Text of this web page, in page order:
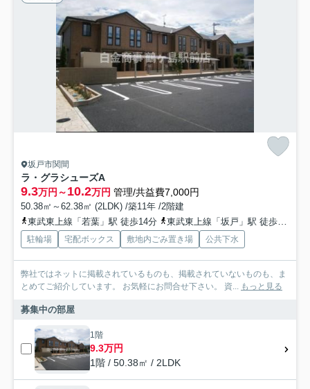
坂戸市関間
ラ・グラシューズA
9.3万円～10.2万円 管理/共益費7,000円
50.38㎡～62.38㎡ (2LDK) /築11年 /2階建
東武東上線「若葉」駅 徒歩14分
東武東上線「坂戸」駅 徒歩14分
駐輪場 宅配ボックス 敷地内ごみ置き場 公共下水
弊社ではネットに掲載されているものも、掲載されていないものも、ま
とめてご紹介しています。 お気軽にお問合せ下さい。 資...
もっと見る
募集中の部屋
1階
9.3万円
1階 / 50.38㎡ / 2LDK